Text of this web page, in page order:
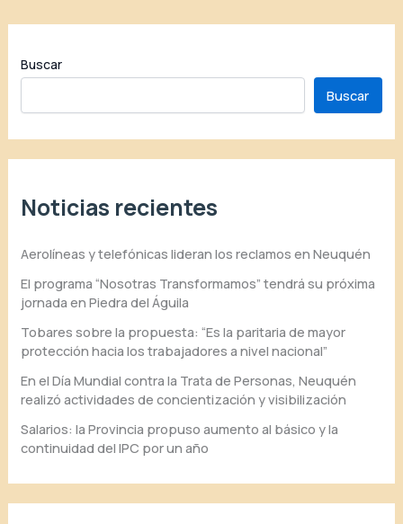
Buscar
Buscar
Noticias recientes
Aerolíneas y telefónicas lideran los reclamos en Neuquén
El programa “Nosotras Transformamos” tendrá su próxima
jornada en Piedra del Águila
Tobares sobre la propuesta: “Es la paritaria de mayor
protección hacia los trabajadores a nivel nacional”
En el Día Mundial contra la Trata de Personas, Neuquén
realizó actividades de concientización y visibilización
Salarios: la Provincia propuso aumento al básico y la
continuidad del IPC por un año